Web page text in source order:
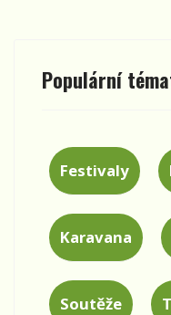
Populární
Festivaly
Karavana
Soutěže